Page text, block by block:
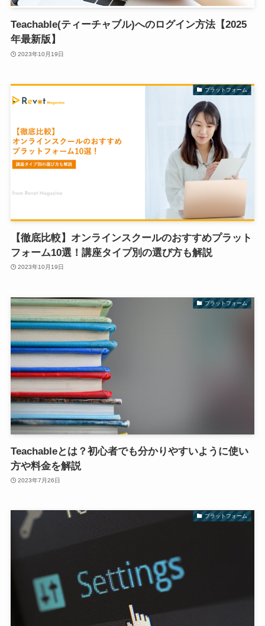
Teachable(ティーチャブル)へのログイン方法【2025
年最新版】
2023年10月19日
プラットフォーム
【徹底比較】オンラインスクールのおすすめプラット
フォーム10選！講座タイプ別の選び方も解説
2023年10月19日
プラットフォーム
Teachableとは？初心者でも分かりやすいように使い
方や料金を解説
2023年7月26日
プラットフォーム